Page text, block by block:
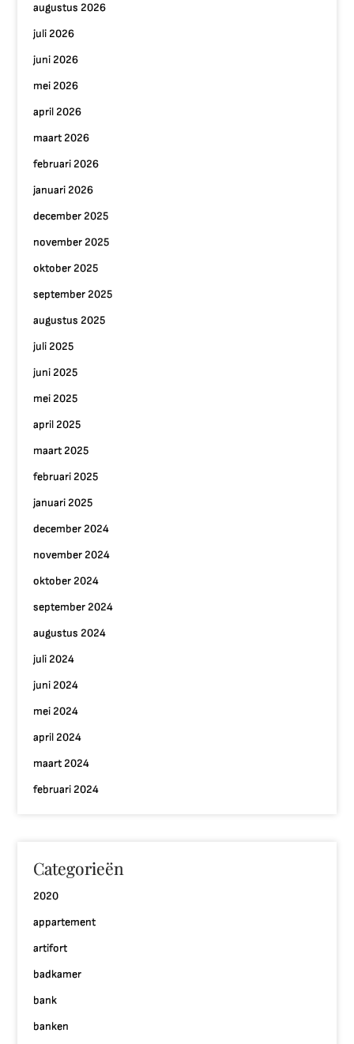
augustus 2026
juli 2026
juni 2026
mei 2026
april 2026
maart 2026
februari 2026
januari 2026
december 2025
november 2025
oktober 2025
september 2025
augustus 2025
juli 2025
juni 2025
mei 2025
april 2025
maart 2025
februari 2025
januari 2025
december 2024
november 2024
oktober 2024
september 2024
augustus 2024
juli 2024
juni 2024
mei 2024
april 2024
maart 2024
februari 2024
Categorieën
2020
appartement
artifort
badkamer
bank
banken